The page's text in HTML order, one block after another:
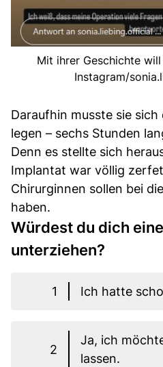
Mit ihrer Geschichte
Instagram/
Daraufhin musste sie
legen – sechs Stunden
Denn es stellte sich
Implantat war völlig
Chirurginnen sollen bei
haben.
Würdest du dich
unterziehen?
1 Ich hatte
2
Ja, ich
lassen.